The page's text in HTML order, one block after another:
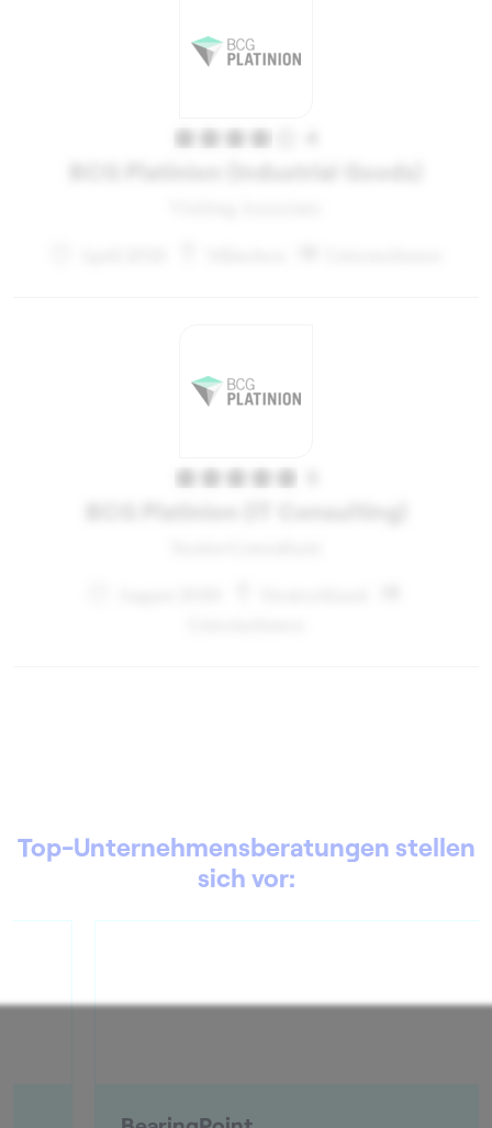
BCG Platinion (Industrial Goods)
BCG Platinion (IT Consulting)
Top-Unternehmensberatungen stellen
sich vor: